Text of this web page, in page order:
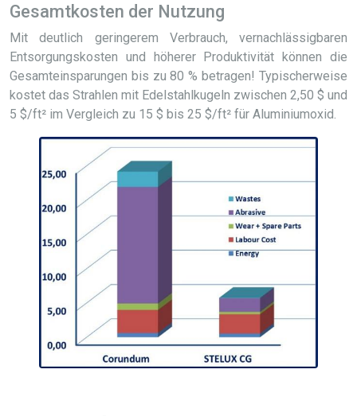
Gesamtkosten der Nutzung
Mit deutlich geringerem Verbrauch, vernachlässigbaren
Entsorgungskosten und höherer Produktivität können die
Gesamteinsparungen bis zu 80 % betragen! Typischerweise
kostet das Strahlen mit Edelstahlkugeln zwischen 2,50 $ und
5 $/ft² im Vergleich zu 15 $ bis 25 $/ft² für Aluminiumoxid.